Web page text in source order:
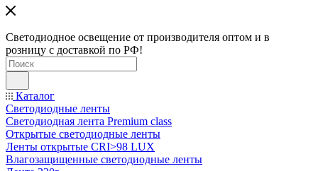
Светодиодное освещение от производителя оптом и в
розницу с доставкой по РФ!
Каталог
Светодиодные ленты
Светодиодная лента Premium class
Открытые светодиодные ленты
Ленты открытые CRI>98 LUX
Влагозащищенные светодиодные ленты